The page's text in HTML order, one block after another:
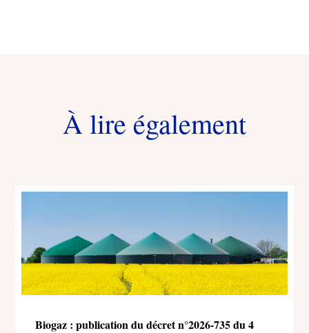
À lire également
Biogaz : publication du décret n°2026-735 du 4